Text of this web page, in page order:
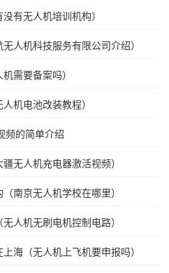
有无人机培训机构）
人机科技服务有限公司介绍）
需要备案吗）
机电池改装教程）
频的简单介绍
无人机充电器激活视频）
南京无人机学校在哪里）
人机无刷电机控制电路）
海（无人机上飞机要申报吗）